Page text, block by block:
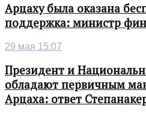
Арцаху была оказана
поддержка: министр
29 мая 15:07
Президент и
обладают первичным
Арцаха: ответ